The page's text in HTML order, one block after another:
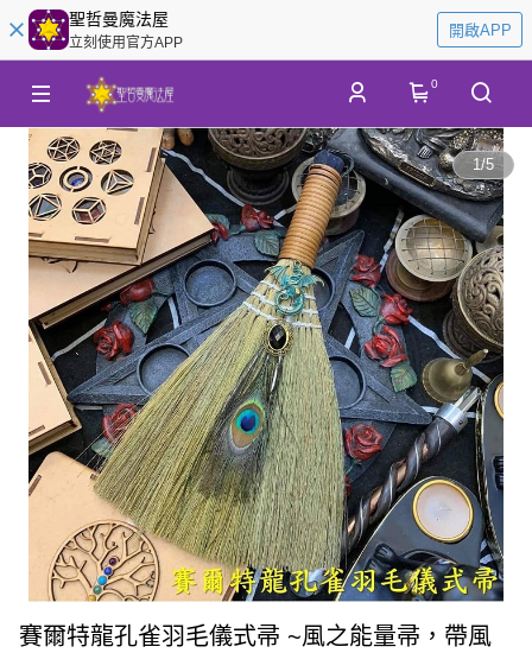
聖哲曼魔法屋
立刻使用官方APP
開啟APP
0
1/5
賽爾特龍孔雀羽毛儀式帚 ~風之能量帚，帶風